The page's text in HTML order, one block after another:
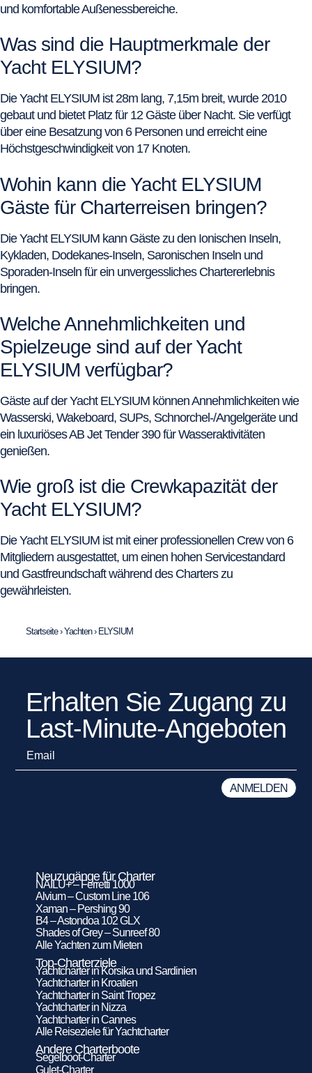
und komfortable Außenessbereiche.
Was sind die Hauptmerkmale der
Yacht ELYSIUM?
Die Yacht ELYSIUM ist 28m lang, 7,15m breit, wurde 2010
gebaut und bietet Platz für 12 Gäste über Nacht. Sie verfügt
über eine Besatzung von 6 Personen und erreicht eine
Höchstgeschwindigkeit von 17 Knoten.
Wohin kann die Yacht ELYSIUM
Gäste für Charterreisen bringen?
Die Yacht ELYSIUM kann Gäste zu den Ionischen Inseln,
Kykladen, Dodekanes-Inseln, Saronischen Inseln und
Sporaden-Inseln für ein unvergessliches Chartererlebnis
bringen.
Welche Annehmlichkeiten und
Spielzeuge sind auf der Yacht
ELYSIUM verfügbar?
Gäste auf der Yacht ELYSIUM können Annehmlichkeiten wie
Wasserski, Wakeboard, SUPs, Schnorchel-/Angelgeräte und
ein luxuriöses AB Jet Tender 390 für Wasseraktivitäten
genießen.
Wie groß ist die Crewkapazität der
Yacht ELYSIUM?
Die Yacht ELYSIUM ist mit einer professionellen Crew von 6
Mitgliedern ausgestattet, um einen hohen Servicestandard
und Gastfreundschaft während des Charters zu
gewährleisten.
Startseite›Yachten› ELYSIUM
Erhalten Sie Zugang zu
Last-Minute-Angeboten
Neuzugänge für Charter
NAILU+ – Ferretti 1000
Alvium – Custom Line 106
Xaman – Pershing 90
B4 – Astondoa 102 GLX
Shades of Grey – Sunreef 80
Alle Yachten zum Mieten
Top-Charterziele
Yachtcharter in Korsika und Sardinien
Yachtcharter in Kroatien
Yachtcharter in Saint Tropez
Yachtcharter in Nizza
Yachtcharter in Cannes
Alle Reiseziele für Yachtcharter
Andere Charterboote
Segelboot-Charter
Gulet-Charter